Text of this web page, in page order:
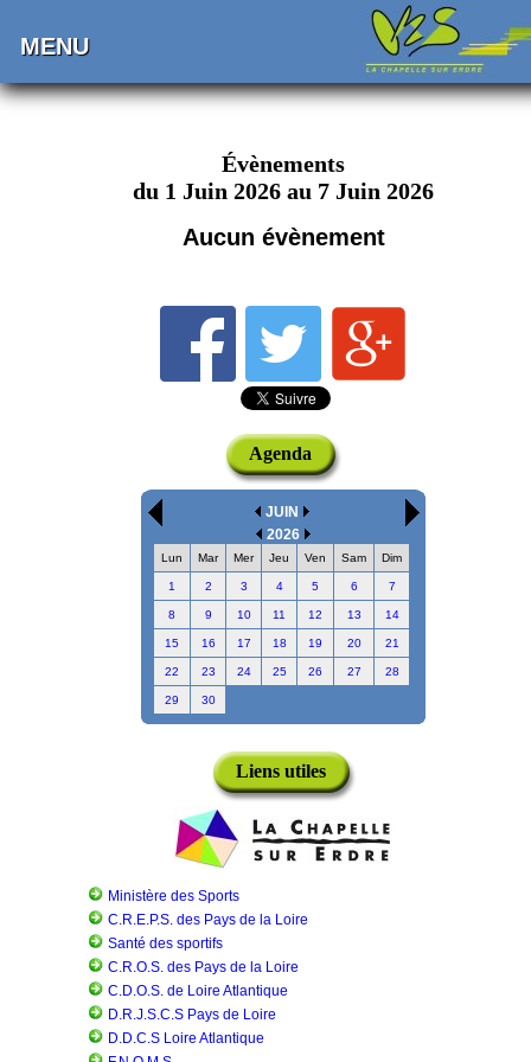
MENU
Évènements
du 1 Juin 2026 au 7 Juin 2026
Aucun évènement
Agenda
JUIN
2026
Lun Mar Mer Jeu Ven Sam Dim
1 2 3 4 5 6 7
8 9 10 11 12 13 14
15 16 17 18 19 20 21
22 23 24 25 26 27 28
29 30
Liens utiles
Ministère des Sports
C.R.E.P.S. des Pays de la Loire
Santé des sportifs
C.R.O.S. des Pays de la Loire
C.D.O.S. de Loire Atlantique
D.R.J.S.C.S Pays de Loire
D.D.C.S Loire Atlantique